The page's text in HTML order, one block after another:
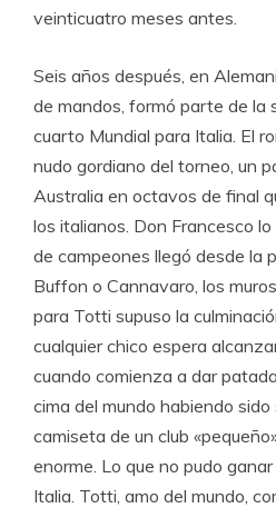
veinticuatro meses antes.
Seis años después, en
de mandos, formó parte de la
cuarto Mundial para Italia. El
nudo gordiano del torneo, un
Australia en octavos de final
los italianos. Don Francesco
de campeones llegó desde la
Buffon o Cannavaro, los
para Totti supuso la
cualquier chico espera
cuando comienza a dar
cima del mundo habiendo sido
camiseta de un club
enorme. Lo que no pudo
Italia. Totti, amo del mundo,